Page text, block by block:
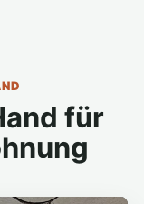
für